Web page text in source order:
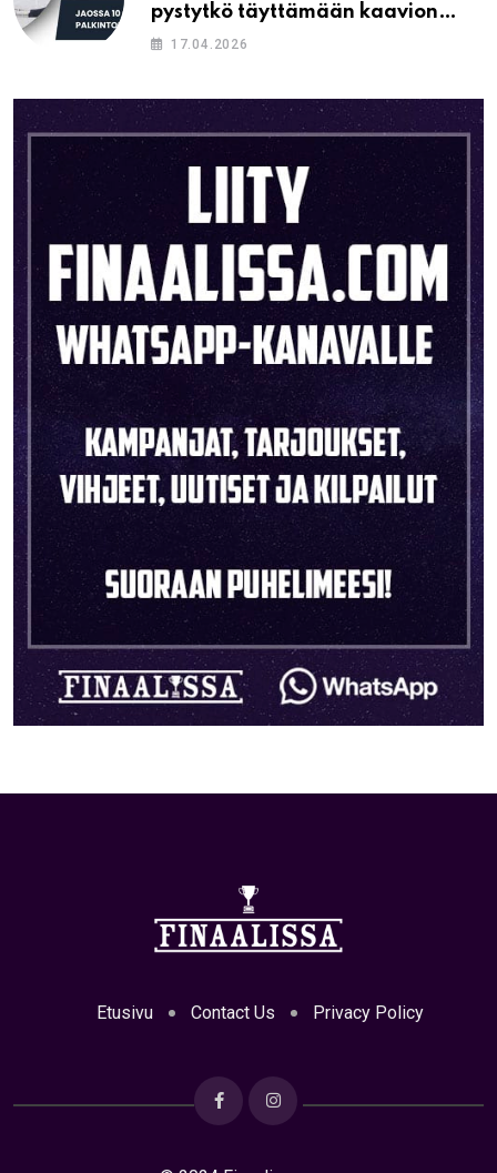
pystytkö täyttämään kaavion
oikein?
17.04.2026
Etusivu Contact Us Privacy Policy